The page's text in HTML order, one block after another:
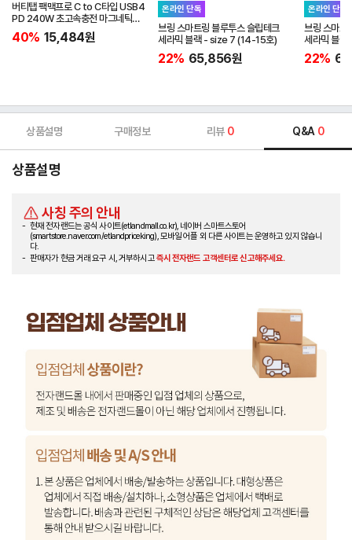
버티탭 팩맥프로 C to C타입 USB4
PD 240W 초고속충전 마그네틱
케이블 1m
40% 15,484원
온라인 단독
브링 스마트링 블루투스 슬립테크
세라믹 블랙 - size 7 (14-15호)
22% 65,856원
온라인 단독
브링 스마트
세라믹 블
22%
상품설명 구매정보 리뷰 0 Q&A 0
상품설명
사칭 주의 안내
현재 전자랜드는 공식 사이트(etlandmall.co.kr), 네이버 스마트스토어
(smartstore.naver.com/etlandpriceking), 모바일 어플 외 다른 사이트는 운영하고 있지 않습니
다.
판매자가 현금 거래 요구 시, 거부하시고즉시 전자랜드 고객센터로 신고해주세요.